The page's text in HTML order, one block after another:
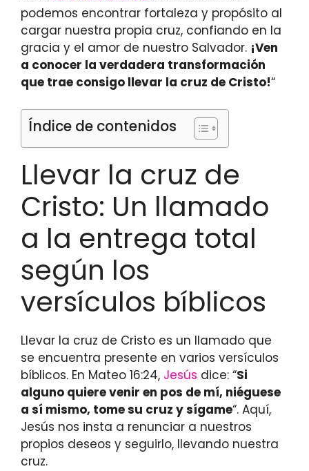
podemos encontrar fortaleza y propósito al
cargar nuestra propia cruz, confiando en la
gracia y el amor de nuestro Salvador. ¡Ven
a conocer la verdadera transformación
que trae consigo llevar la cruz de Cristo!“
Índice de contenidos
Llevar la cruz de
Cristo: Un llamado
a la entrega total
según los
versículos bíblicos
Llevar la cruz de Cristo es un llamado que
se encuentra presente en varios versículos
bíblicos. En Mateo 16:24, Jesús dice: “Si
alguno quiere venir en pos de mí, niéguese
a sí mismo, tome su cruz y sígame“. Aquí,
Jesús nos insta a renunciar a nuestros
propios deseos y seguirlo, llevando nuestra
cruz.